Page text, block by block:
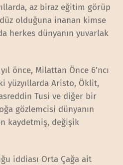
az biraz eğitim görüp
olduğuna inanan kimse
herkes dünyanın yuvarlak
önce, Milattan Önce 6’ncı
yüzyıllarda Aristo, Öklit,
Tusi ve diğer bir
gözlemcisi dünyanın
kaydetmiş, değişik
iddiası Orta Çağa ait